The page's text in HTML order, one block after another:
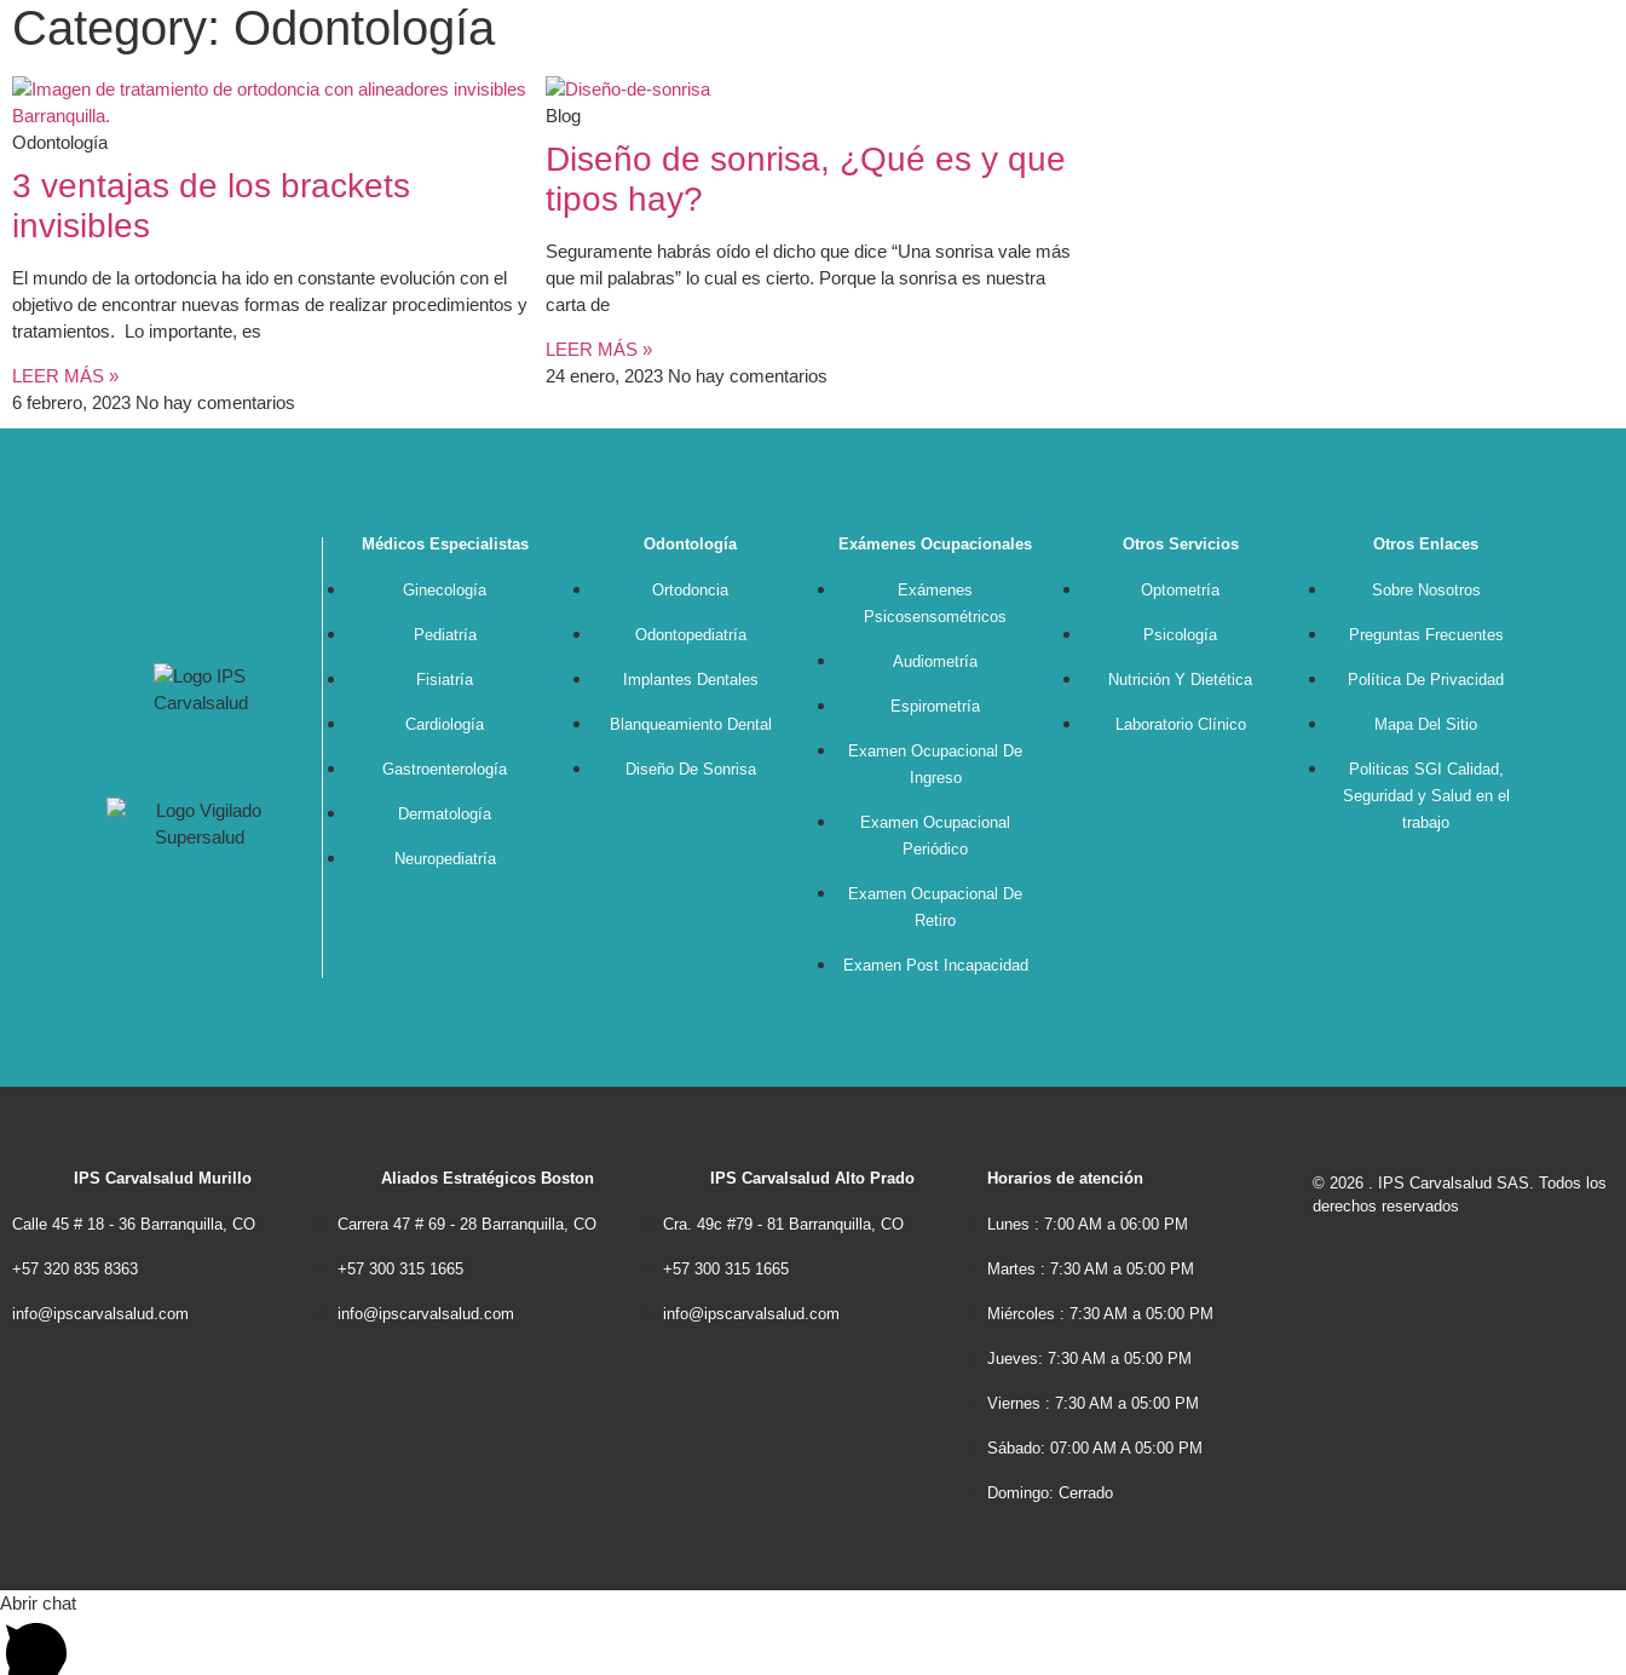
Category: Odontología
Odontología
3 ventajas de los brackets
invisibles
El mundo de la ortodoncia ha ido en constante evolución con el
objetivo de encontrar nuevas formas de realizar procedimientos y
tratamientos. Lo importante, es
LEER MÁS »
6 febrero, 2023 No hay comentarios
Blog
Diseño de sonrisa, ¿Qué es y que
tipos hay?
Seguramente habrás oído el dicho que dice “Una sonrisa vale más
que mil palabras” lo cual es cierto. Porque la sonrisa es nuestra
carta de
LEER MÁS »
24 enero, 2023 No hay comentarios
Médicos Especialistas
Ginecología
Pediatría
Fisiatría
Cardiología
Gastroenterología
Dermatología
Neuropediatría
Odontología
Ortodoncia
Odontopediatría
Implantes Dentales
Blanqueamiento Dental
Diseño De Sonrisa
Exámenes Ocupacionales
Exámenes
Psicosensométricos
Audiometría
Espirometría
Examen Ocupacional De
Ingreso
Examen Ocupacional
Periódico
Examen Ocupacional De
Retiro
Examen Post Incapacidad
Otros Servicios
Optometría
Psicología
Nutrición Y Dietética
Laboratorio Clínico
Otros Enlaces
Sobre Nosotros
Preguntas Frecuentes
Política De Privacidad
Mapa Del Sitio
Politicas SGI Calidad,
Seguridad y Salud en el
trabajo
IPS Carvalsalud Murillo
Calle 45 # 18 - 36 Barranquilla, CO
+57 320 835 8363
info@ipscarvalsalud.com
Aliados Estratégicos Boston
Carrera 47 # 69 - 28 Barranquilla, CO
+57 300 315 1665
info@ipscarvalsalud.com
IPS Carvalsalud Alto Prado
Cra. 49c #79 - 81 Barranquilla, CO
+57 300 315 1665
info@ipscarvalsalud.com
Horarios de atención
Lunes : 7:00 AM a 06:00 PM
Martes : 7:30 AM a 05:00 PM
Miércoles : 7:30 AM a 05:00 PM
Jueves: 7:30 AM a 05:00 PM
Viernes : 7:30 AM a 05:00 PM
Sábado: 07:00 AM A 05:00 PM
Domingo: Cerrado
© 2026 . IPS Carvalsalud SAS. Todos los
derechos reservados
Abrir chat